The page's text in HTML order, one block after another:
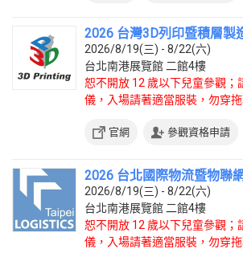
2026 台灣3D列印暨積層製
2026/8/19(三) - 8/22(六)
台北南港展覽館 二館4樓
恕不開放 12 歲以下兒童參觀；
儀，入場請著適當服裝，勿穿
官網 參觀資格申請
2026 台北國際物流暨物聯
2026/8/19(三) - 8/22(六)
台北南港展覽館 二館4樓
恕不開放 12 歲以下兒童參觀；
儀，入場請著適當服裝，勿穿